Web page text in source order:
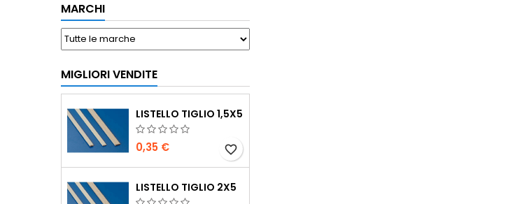
MARCHI
MIGLIORI VENDITE
LISTELLO TIGLIO 1,5X5
0,35 € favorite_border
LISTELLO TIGLIO 2X5